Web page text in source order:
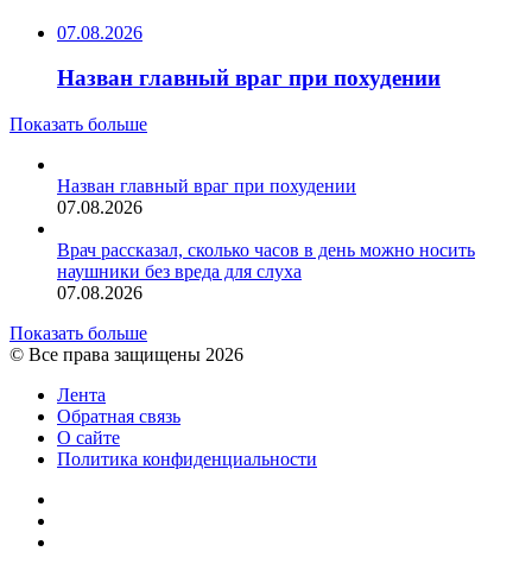
07.08.2026
Назван главный враг при похудении
Показать больше
Назван главный враг при похудении
07.08.2026
Врач рассказал, сколько часов в день можно носить
наушники без вреда для слуха
07.08.2026
Показать больше
© Все права защищены 2026
Лента
Обратная связь
О сайте
Политика конфиденциальности